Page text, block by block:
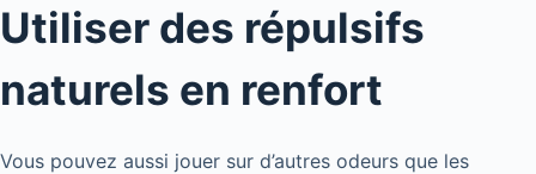
Utiliser des répulsifs
naturels en renfort
Vous pouvez aussi jouer sur d’autres odeurs que les